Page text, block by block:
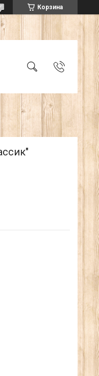
Корзина